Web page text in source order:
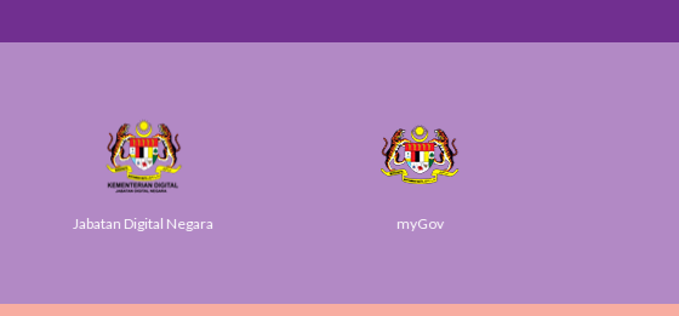
Jabatan Digital Negara myGov